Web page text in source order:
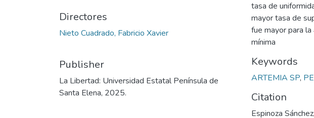
Directores
Nieto Cuadrado, Fabricio Xavier
Publisher
La Libertad: Universidad Estatal Península de
Santa Elena, 2025.
tasa de
mayor tasa de
fue mayor para
mínima
Keywords
ARTEMIA SP,
Citation
Espinoza